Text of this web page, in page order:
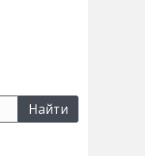
Найти